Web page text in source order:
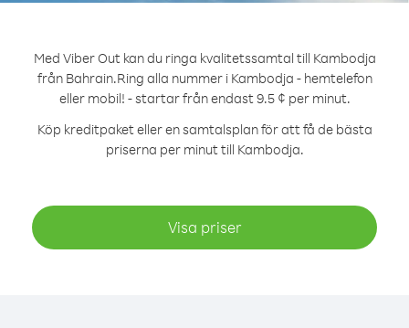
Med Viber Out kan du ringa kvalitetssamtal till Kambodja
från Bahrain.Ring alla nummer i Kambodja - hemtelefon
eller mobil! - startar från endast 9.5 ¢ per minut.
Köp kreditpaket eller en samtalsplan för att få de bästa
priserna per minut till Kambodja.
Visa priser